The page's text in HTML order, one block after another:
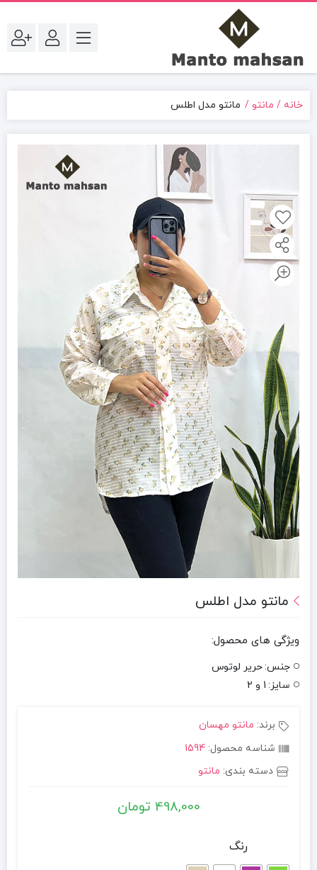
خانه مانتو مانتو مدل اطلس
مانتو مدل اطلس
ویژگی های محصول:
جنس:حریر لوتوس
سایز: 1 و 2
برند: مانتو مهسان
شناسه محصول: 1594
دسته بندی: مانتو
498,000 تومان
رنگ